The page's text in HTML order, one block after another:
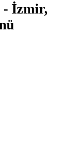
- İzmir,